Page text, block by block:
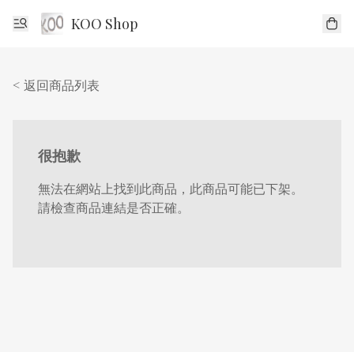
KOO Shop
< 返回商品列表
很抱歉
無法在網站上找到此商品，此商品可能已下架。
請檢查商品連結是否正確。